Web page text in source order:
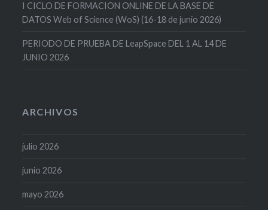
I CICLO DE FORMACION ONLINE DE LA BASE DE
DATOS Web of Science (WoS) (16-18 de junio 2026)
PERIODO DE PRUEBA DE LeapSpace DEL 1 AL 14 DE
JUNIO 2026
ARCHIVOS
julio 2026
junio 2026
mayo 2026